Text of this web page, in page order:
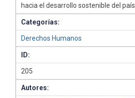
hacia el desarrollo sostenible del país
Categorías:
Derechos Humanos
ID:
205
Autores: